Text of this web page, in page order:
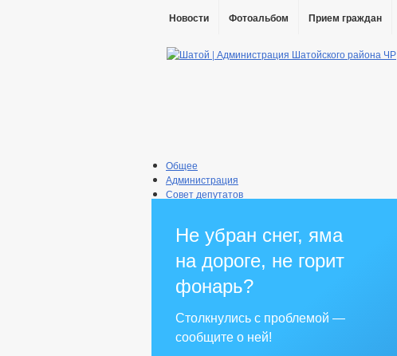
Новости Фотоальбом Прием граждан
Общее
Администрация
Совет депутатов
Бюджет
Прием граждан
Не убран снег, яма
на дороге, не горит
фонарь?
Столкнулись с проблемой —
сообщите о ней!